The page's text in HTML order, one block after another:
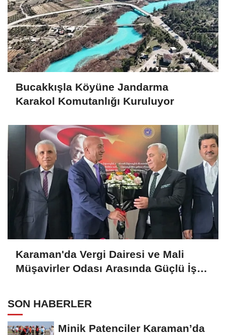
Bucakkışla Köyüne Jandarma
Karakol Komutanlığı Kuruluyor
Karaman'da Vergi Dairesi ve Mali
Müşavirler Odası Arasında Güçlü İş
SON HABERLER
Minik Patenciler Karaman’da